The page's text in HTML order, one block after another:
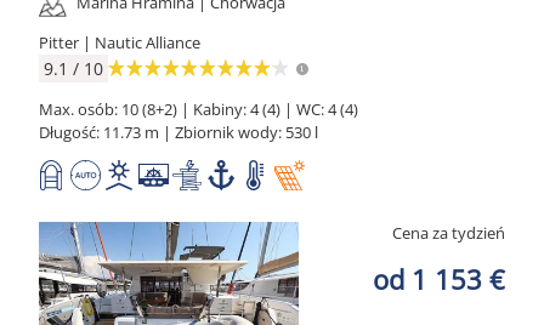
Pitter | Nautic Alliance
9.1 / 10
Max. osób: 10 (8+2) | Kabiny: 4 (4) | WC: 4 (4)
Długość: 11.73 m | Zbiornik wody: 530 l
Cena za tydzień
od 1 153 €